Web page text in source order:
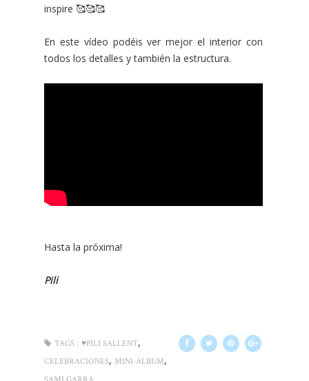
inspire 🥰🥰🥰
En este vídeo podéis ver mejor el interior con
todos los detalles y también la estructura.
Hasta la próxima!
Pili
TAGS : ♥PILI SALLENT,
CELEBRACIONES, MINI-ÁLBUM,